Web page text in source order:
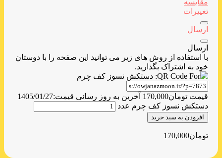
مقایسه
تغییرات
ارسال
ارسال
با استفاده از روش های زیر می توانید این صفحه را با دوستان
خود به اشتراک بگذارید.
قیمت تومان170,000 آخرین به روز رسانی قیمت:1405/01/27
دستکش نسوز کف چرم عدد
افزودن به سبد خرید
تومان170,000